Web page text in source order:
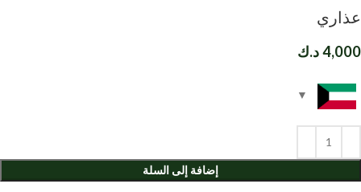
عذاري
4,000د.ك
إضافة إلى السلة